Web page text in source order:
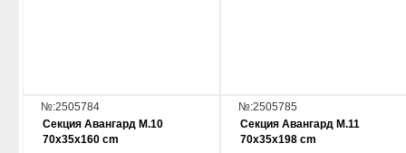
№:2505784
Секция Авангард М.10
70x35x160 cm
№:2505785
Секция Авангард М.11
70x35x198 cm